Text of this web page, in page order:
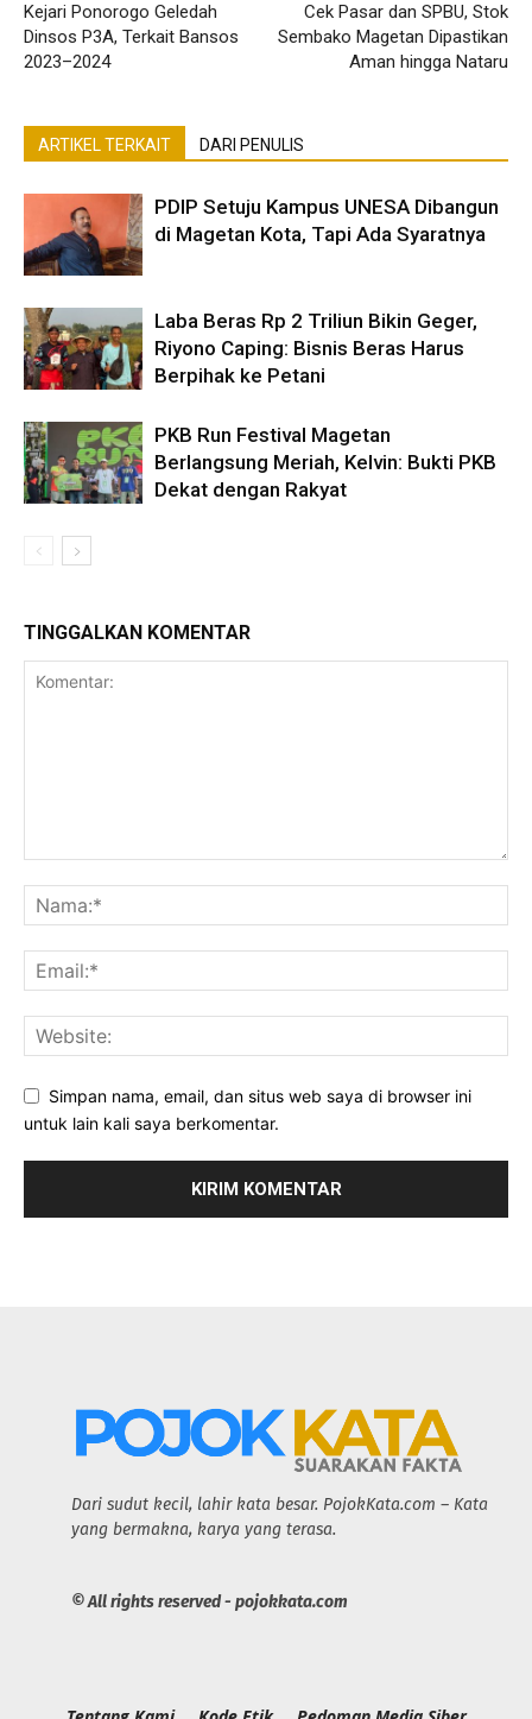
Kejari Ponorogo Geledah
Dinsos P3A, Terkait Bansos
2023–2024
Cek Pasar dan SPBU, Stok
Sembako Magetan Dipastikan
Aman hingga Nataru
ARTIKEL TERKAIT DARI PENULIS
PDIP Setuju Kampus UNESA Dibangun
di Magetan Kota, Tapi Ada Syaratnya
Laba Beras Rp 2 Triliun Bikin Geger,
Riyono Caping: Bisnis Beras Harus
Berpihak ke Petani
PKB Run Festival Magetan
Berlangsung Meriah, Kelvin: Bukti PKB
Dekat dengan Rakyat
TINGGALKAN KOMENTAR
Simpan nama, email, dan situs web saya di browser ini
untuk lain kali saya berkomentar.
Dari sudut kecil, lahir kata besar. PojokKata.com – Kata
yang bermakna, karya yang terasa.
© All rights reserved - pojokkata.com